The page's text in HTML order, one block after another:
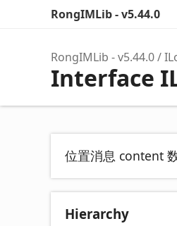
RongIMLib - v5.44.0
RongIMLib - v5.44.0
Interface
位置消息 content
Hierarchy